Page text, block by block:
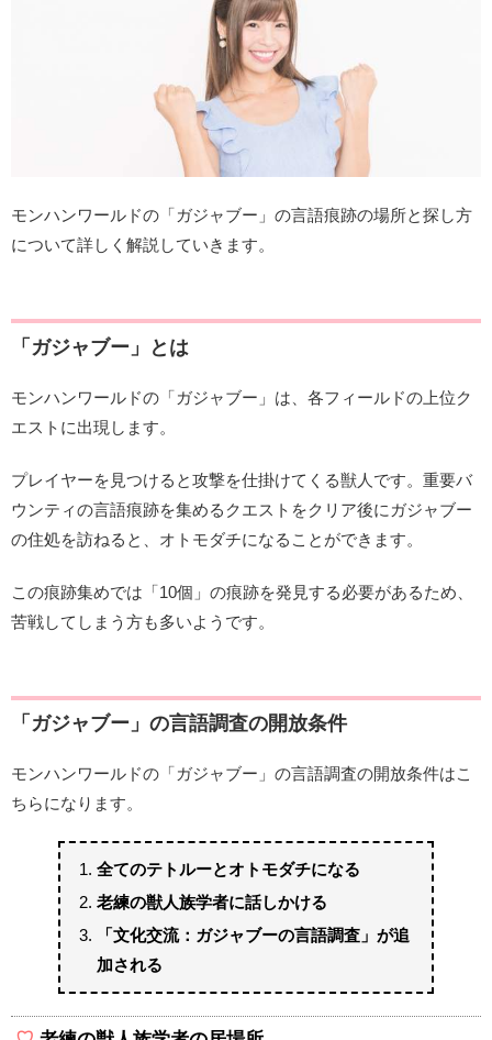
モンハンワールドの「ガジャブー」の言語痕跡の場所と探し方
について詳しく解説していきます。
「ガジャブー」とは
モンハンワールドの「ガジャブー」は、各フィールドの上位ク
エストに出現します。
プレイヤーを見つけると攻撃を仕掛けてくる獣人です。重要バ
ウンティの言語痕跡を集めるクエストをクリア後にガジャブー
の住処を訪ねると、オトモダチになることができます。
この痕跡集めでは「10個」の痕跡を発見する必要があるため、
苦戦してしまう方も多いようです。
「ガジャブー」の言語調査の開放条件
モンハンワールドの「ガジャブー」の言語調査の開放条件はこ
ちらになります。
全てのテトルーとオトモダチになる
老練の獣人族学者に話しかける
「文化交流：ガジャブーの言語調査」が追
加される